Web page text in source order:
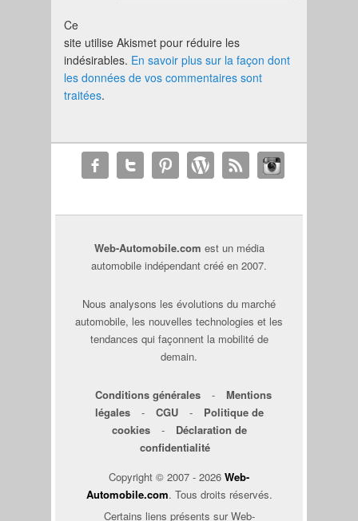
Ce
site utilise Akismet pour réduire les
indésirables. En savoir plus sur la façon dont
les données de vos commentaires sont
traitées.
Web-Automobile.com est un média
automobile indépendant créé en 2007.
Nous analysons les évolutions du marché
automobile, les nouvelles technologies et les
tendances qui façonnent la mobilité de
demain.
Conditions générales -
Mentions
légales
- CGU -
Politique de
cookies
-
Déclaration de
confidentialité
Copyright © 2007 - 2026 Web-
Automobile.com. Tous droits réservés.
Certains liens présents sur Web-